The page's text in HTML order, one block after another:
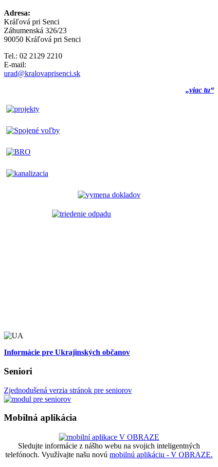
Adresa:
Kráľová pri Senci
Záhumenská 326/23
90050 Kráľová pri Senci
Tel.: 02 2129 2210
E-mail:
urad@kralovaprisenci.sk
„viac tu“
Informácie pre Ukrajinských občanov
Seniori
Zjednodušená verzia stránok pre seniorov
Mobilná aplikácia
Sledujte informácie z nášho webu na svojich inteligentných
telefónoch. Využívajte našu novú mobilnú aplikáciu - V OBRAZE.